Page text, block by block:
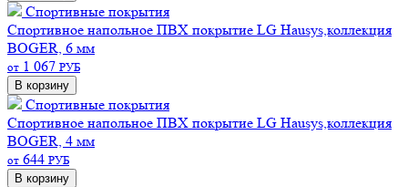
Спортивные покрытия
Спортивное напольное ПВХ покрытие LG Hausys,коллекция
BOGER, 6 мм
от 1 067 РУБ
В корзину
Спортивные покрытия
Спортивное напольное ПВХ покрытие LG Hausys,коллекция
BOGER, 4 мм
от 644 РУБ
В корзину